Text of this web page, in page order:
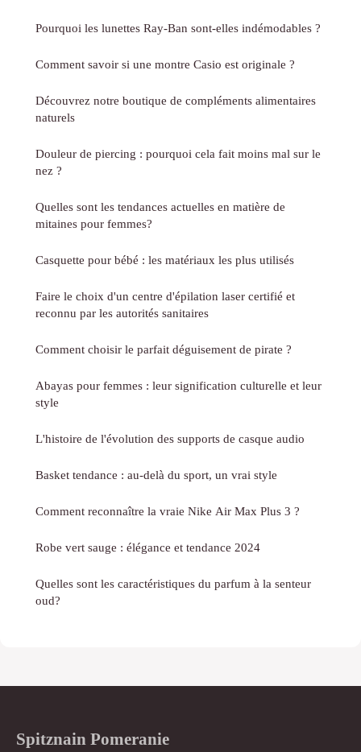
Pourquoi les lunettes Ray-Ban sont-elles indémodables ?
Comment savoir si une montre Casio est originale ?
Découvrez notre boutique de compléments alimentaires
naturels
Douleur de piercing : pourquoi cela fait moins mal sur le
nez ?
Quelles sont les tendances actuelles en matière de
mitaines pour femmes?
Casquette pour bébé : les matériaux les plus utilisés
Faire le choix d'un centre d'épilation laser certifié et
reconnu par les autorités sanitaires
Comment choisir le parfait déguisement de pirate ?
Abayas pour femmes : leur signification culturelle et leur
style
L'histoire de l'évolution des supports de casque audio
Basket tendance : au-delà du sport, un vrai style
Comment reconnaître la vraie Nike Air Max Plus 3 ?
Robe vert sauge : élégance et tendance 2024
Quelles sont les caractéristiques du parfum à la senteur
oud?
Spitznain Pomeranie